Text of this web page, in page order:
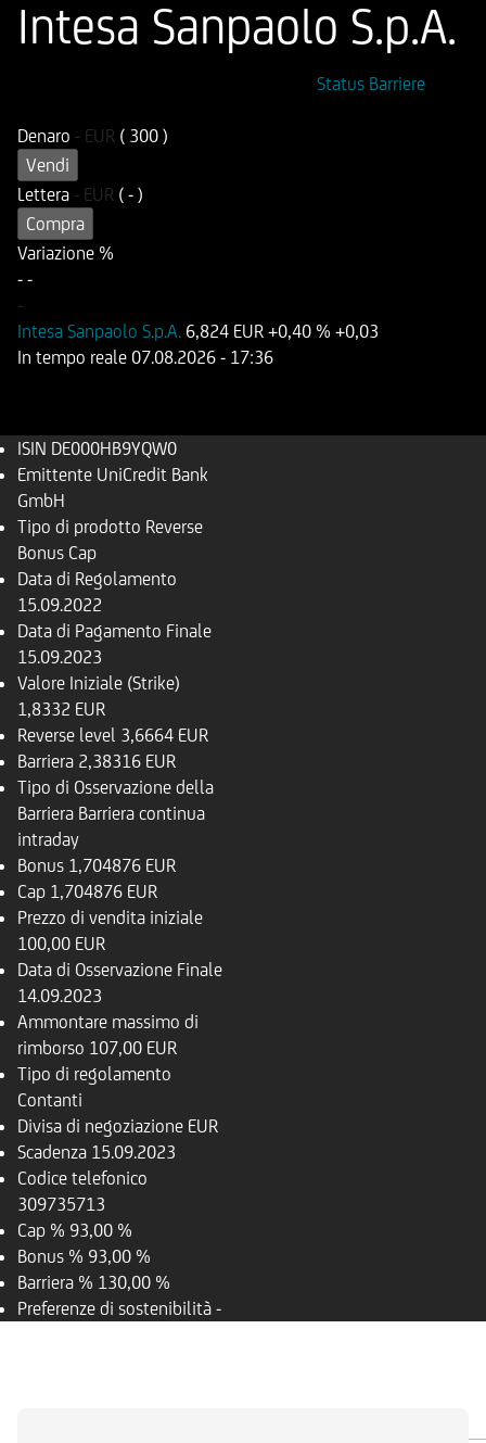
Intesa Sanpaolo S.p.A.
Status Barriere
Denaro - EUR ( 300 )
Vendi
Lettera - EUR ( - )
Compra
Variazione %
- -
-
Intesa Sanpaolo S.p.A. 6,824 EUR +0,40 % +0,03
In tempo reale 07.08.2026 - 17:36
ISIN DE000HB9YQW0
Emittente UniCredit Bank
GmbH
Tipo di prodotto Reverse
Bonus Cap
Data di Regolamento
15.09.2022
Data di Pagamento Finale
15.09.2023
Valore Iniziale (Strike)
1,8332 EUR
Reverse level 3,6664 EUR
Barriera 2,38316 EUR
Tipo di Osservazione della
Barriera Barriera continua
intraday
Bonus 1,704876 EUR
Cap 1,704876 EUR
Prezzo di vendita iniziale
100,00 EUR
Data di Osservazione Finale
14.09.2023
Ammontare massimo di
rimborso 107,00 EUR
Tipo di regolamento
Contanti
Divisa di negoziazione EUR
Scadenza 15.09.2023
Codice telefonico
309735713
Cap % 93,00 %
Bonus % 93,00 %
Barriera % 130,00 %
Preferenze di sostenibilità -